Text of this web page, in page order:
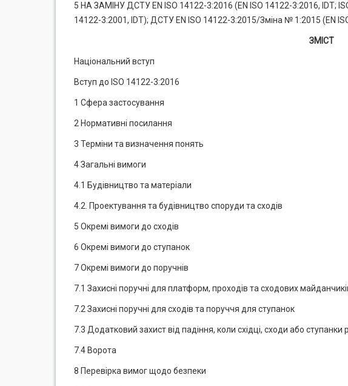
5 НА ЗАМІНУ ДСТУ EN ISO 14122-3:2016 (EN ISO 14122-3:2016, IDT;
14122-3:2001, IDT); ДСТУ EN ISO 14122-3:2015/Зміна № 1:2015 (EN
ЗМІСТ
Національний вступ
Вступ до ISO 14122-3:2016
1 Сфера застосування
2 Нормативні посилання
3 Терміни та визначення понять
4 Загальні вимоги
4.1 Будівництво та матеріали
4.2. Проектування та будівництво споруди та сходів
5 Окремі вимоги до сходів
6 Окремі вимоги до ступанок
7 Окремі вимоги до поручнів
7.1 Захисні поручні для платформ, проходів та сходових
7.2 Захисні поручні для сходів та поруччя для ступанок
7.3 Додатковий захист від падіння, коли східці, сходи або
7.4 Ворота
8 Перевірка вимог щодо безпеки